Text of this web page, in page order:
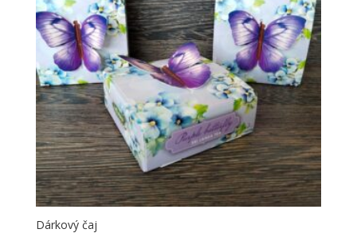
Dárkový čaj